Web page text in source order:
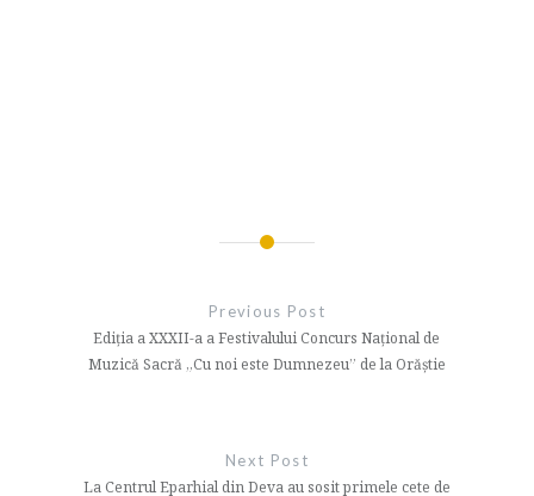
articole
Previous Post
Ediția a XXXII-a a Festivalului Concurs Național de
Muzică Sacră „Cu noi este Dumnezeu” de la Orăștie
Next Post
La Centrul Eparhial din Deva au sosit primele cete de